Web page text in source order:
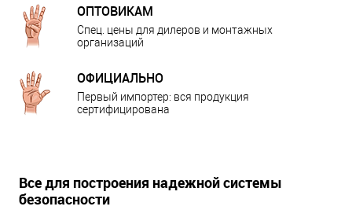
ОПТОВИКАМ
Спец. цены для дилеров и монтажных
организаций
ОФИЦИАЛЬНО
Первый импортер: вся продукция
сертифицирована
Все для построения надежной системы
безопасности